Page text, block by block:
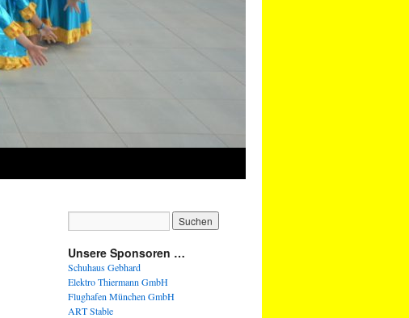
Unsere Sponsoren …
Schuhaus Gebhard
Elektro Thiermann GmbH
Flughafen München GmbH
ART Stable